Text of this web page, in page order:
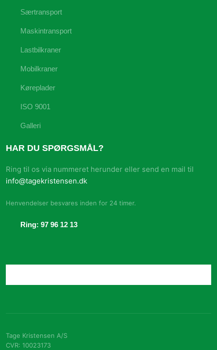
Særtransport
Maskintransport
Lastbilkraner
Mobilkraner
Køreplader
ISO 9001
Galleri
HAR DU SPØRGSMÅL?
Ring til os via nummeret herunder eller send en mail til
info@tagekristensen.dk
Henvendelser besvares inden for 24 timer.​
Ring: 97 96 12 13
Tage Kristensen A/S
CVR​: 10023173